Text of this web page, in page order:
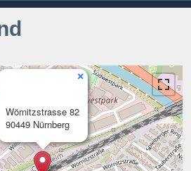
Wörnitzstrasse 82
90449 Nürnberg
×